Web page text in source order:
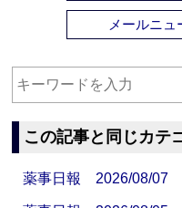
メールニュ
この記事と同じカテ
薬事日報 2026/08/07